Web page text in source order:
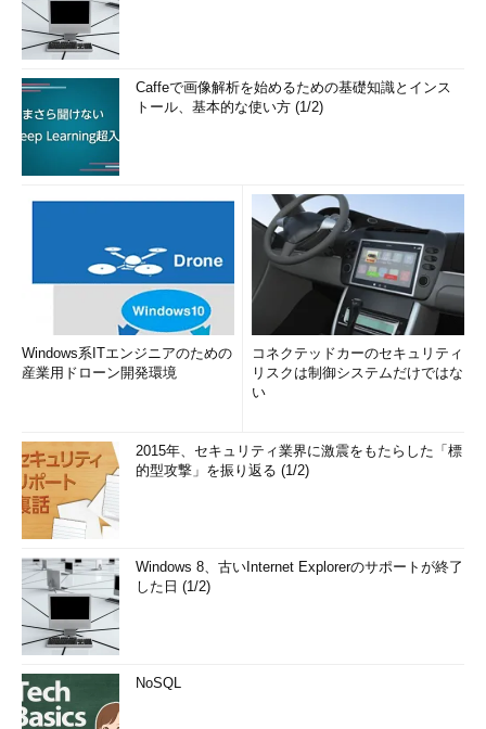
ファイル名で絞り込み表示する
「-P パターン
る「*」や「.」「[A-Z]」のような指定が可能です。ただし、ドッ
トファイルやドットから始まるディレクトリを対象にしたい場合
は「-a」オプションも併用する必要があります。
」でパターンに該当しないファイルだけを
表示することも可能です。さらにパターンに該当するファイルを
含まないディレクトリを非表示にしたい場合は、「--prune」オ
プションを使います。
では、前述の「-A」オプション付きでtreeコマンドを実
行しています。
tree -P パターン ディレクトリ
（指定したパターンに当てはまるファイルだけを表示）
tree -P パターン --prune ディレクトリ
（指定したパターンに当てはまるファイルだけを表示、該当す
るファイルがないディレクトリは表示しない）
tree -P "*bash*" /etc
（/etc以下で、名前にbashを含むファイルを表示）（
Caffeで画像解析を始めるための基礎知識とインス
トール、基本的な使い方 (1/2)
Windows系ITエンジニアのための
産業用ドローン開発環境
コネクテッドカーのセキュリティ
リスクは制御システムだけではな
い
2015年、セキュリティ業界に激震をもたらした「標
的型攻撃」を振り返る (1/2)
Windows 8、古いInternet Explorerのサポートが終了
した日 (1/2)
NoSQL